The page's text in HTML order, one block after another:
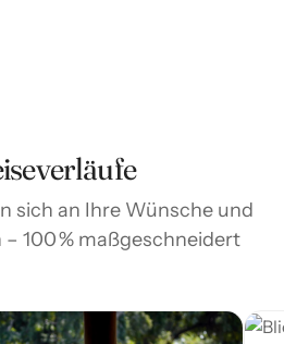
sich an Ihre Wünsche und
100 % maßgeschneidert